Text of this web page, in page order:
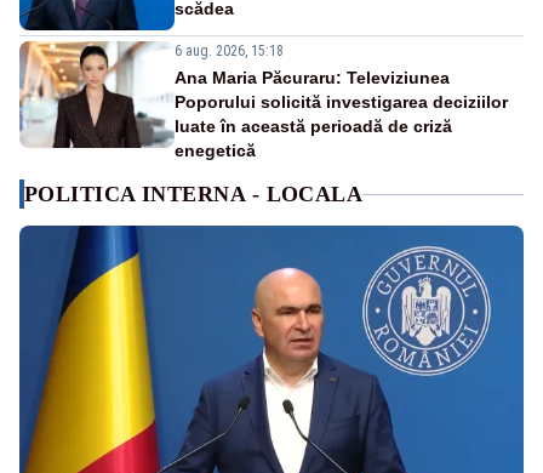
scădea
6 aug. 2026, 15:18
Ana Maria Păcuraru: Televiziunea
Poporului solicită investigarea deciziilor
luate în această perioadă de criză
enegetică
POLITICA INTERNA - LOCALA